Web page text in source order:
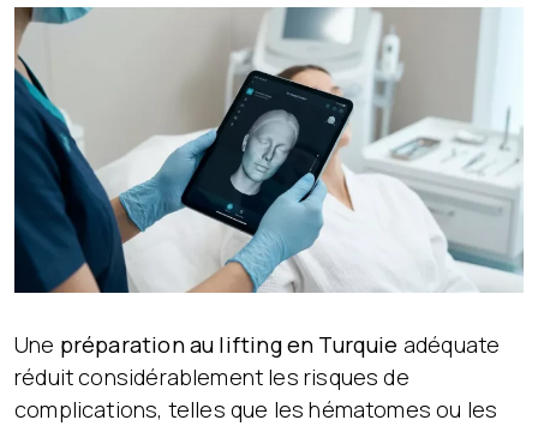
Une préparation au lifting en Turquie adéquate
réduit considérablement les risques de
complications, telles que les hématomes ou les